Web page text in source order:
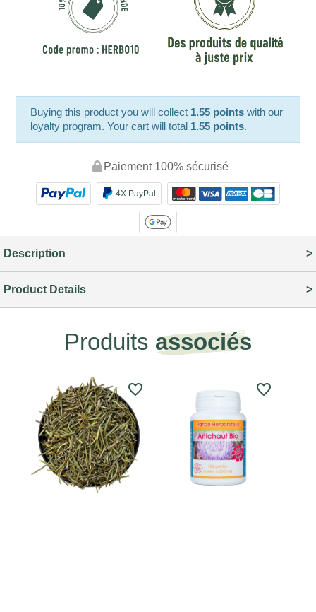
Buying this product you will collect 1.55 points with our
loyalty program. Your cart will total 1.55 points.
Paiement 100% sécurisé
4X PayPal
Description
Product Details
Produits associés
favorite_border favorite_border